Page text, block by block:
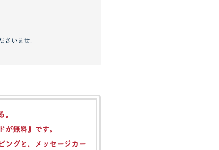
いませ。
が無料』 です。
ングと、メッセージカー